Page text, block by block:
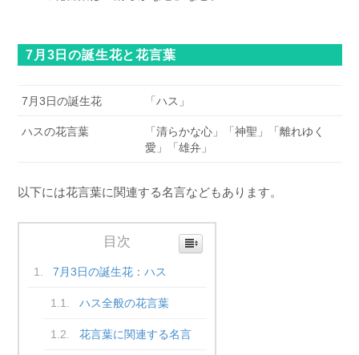
7月3日の誕生花と花言葉
7月3日の誕生花 「ハス」
ハスの花言葉
「清らかな心」「神聖」「離れゆく
愛」「雄弁」
以下には花言葉に関連する名言などもあります。
目次
7月3日の誕生花：ハス
ハス全般の花言葉
花言葉に関連する名言